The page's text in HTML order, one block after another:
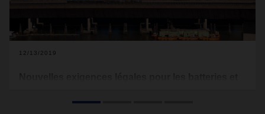
12/13/2019